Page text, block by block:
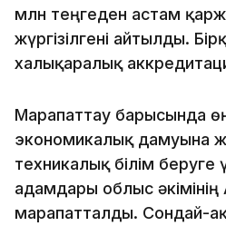
млн теңгеден астам
жүргізілгені айтылды.
халықаралық
Марапаттау барысында
экономикалық дамуына
техникалық білім беруге
адамдары облыс әкімінің
марапатталды. Сондай-